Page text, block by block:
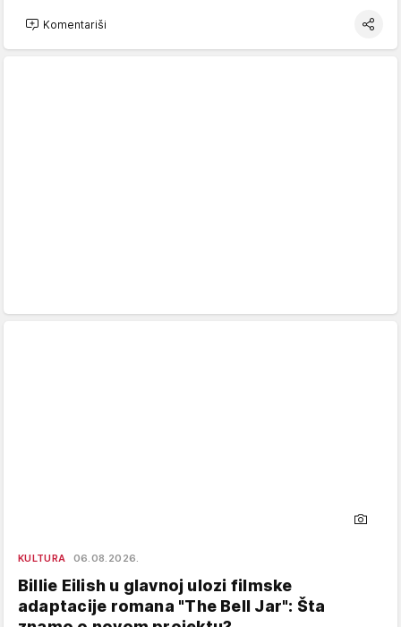
Komentariši
KULTURA 06.08.2026.
Billie Eilish u glavnoj ulozi filmske
adaptacije romana "The Bell Jar": Šta